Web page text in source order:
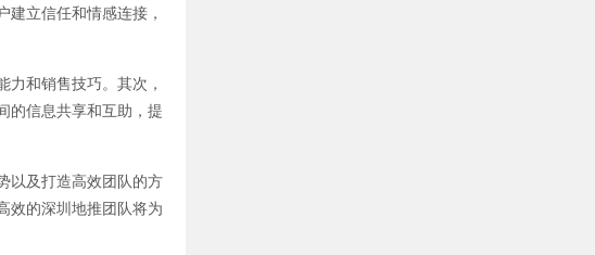
立信任和情感连接，
和销售技巧。其次，
的信息共享和互助，提
以及打造高效团队的方
效的深圳地推团队将为